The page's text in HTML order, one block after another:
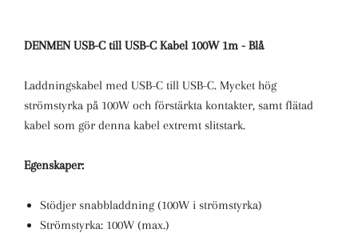
DENMEN USB-C till USB-C Kabel 100W 1m - Blå
Laddningskabel med USB-C till USB-C. Mycket hög
strömstyrka på 100W och förstärkta kontakter, samt flätad
kabel som gör denna kabel extremt slitstark.
Egenskaper:
Stödjer snabbladdning (100W i strömstyrka)
Strömstyrka: 100W (max.)